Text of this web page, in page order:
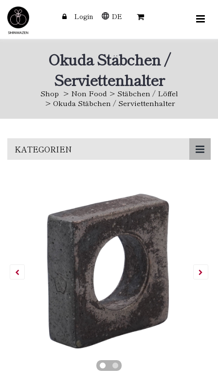
Login DE
Okuda Stäbchen /
Serviettenhalter
Shop Non Food
Stäbchen / Löffel
Okuda Stäbchen / Serviettenhalter
KATEGORIEN